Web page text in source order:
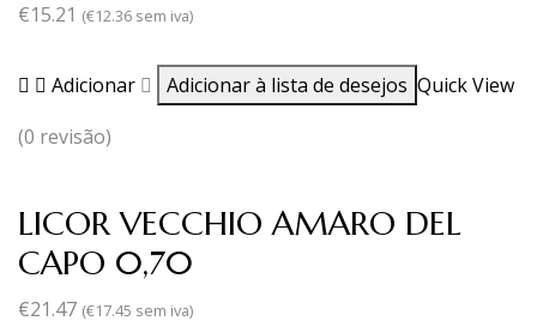
€15.21 (€12.36 sem iva)
Adicionar Adicionar à lista de desejos Quick View
(0 revisão)
LICOR VECCHIO AMARO DEL
CAPO 0,70
€21.47 (€17.45 sem iva)